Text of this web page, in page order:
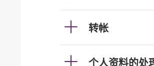
转帐
个人资料的处